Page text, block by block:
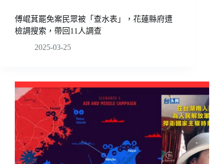
傅崐萁罷免案民眾被「查水表」，花蓮縣府遭
檢調搜索，帶回11人調查
2025-03-25